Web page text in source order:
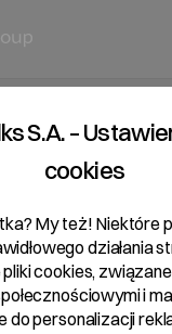
S.A. –
cookies
My też! Niektóre
działania
cookies,
i
do personalizacji